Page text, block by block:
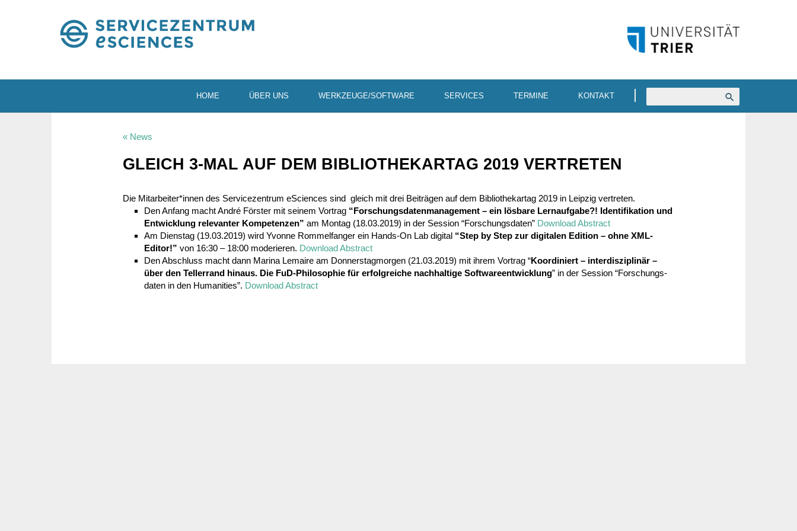
HOME ÜBER UNS WERKZEUGE/SOFTWARE SERVICES TERMINE KONTAKT
« News
GLEICH 3‑MAL AUF DEM BIBLIO­THE­KARTAG 2019 VERTRETEN
Die Mitarbeiter*innen des Service­zen­trum eSci­ences sind gleich mit drei Beiträgen auf dem Biblio­the­kartag 2019 in Leipzig vertreten.
Den Anfang macht André Förster mit seinem Vortrag “Forschungs­da­ten­ma­nage­ment – ein lösbare Lern­auf­gabe?! Iden­ti­fi­ka­tion und
Entwick­lung rele­vanter Kompe­tenzen” am Montag (18.03.2019) in der Session “Forschungs­daten” Down­load Abstract
Am Dienstag (19.03.2019) wird Yvonne Rommel­fanger ein Hands-On Lab digital “Step by Step zur digi­talen Edition – ohne XML-
Editor!” von 16:30 – 18:00 mode­rieren. Down­load Abstract
Den Abschluss macht dann Marina Lemaire am Donners­tag­morgen (21.03.2019) mit ihrem Vortrag “Koor­di­niert – inter­dis­zi­plinär –
über den Teller­rand hinaus. Die FuD-Philo­so­phie für erfolg­reiche nach­hal­tige Soft­ware­ent­wick­lung” in der Session “Forschungs­
daten in den Huma­ni­ties”. Down­load Abstract